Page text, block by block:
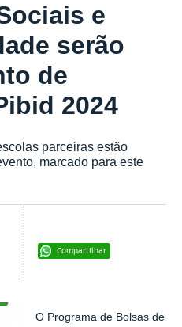
e
serão
de
2024
parceiras estão
marcado para este
Compartilhar
O Programa de Bolsas de